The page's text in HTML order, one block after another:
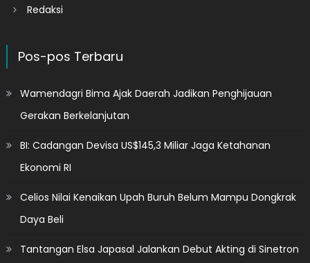
Redaksi
Pos-pos Terbaru
Wamendagri Bima Ajak Daerah Jadikan Penghijauan
Gerakan Berkelanjutan
BI: Cadangan Devisa US$145,3 Miliar Jaga Ketahanan
Ekonomi RI
Celios Nilai Kenaikan Upah Buruh Belum Mampu Dongkrak
Daya Beli
Tantangan Elsa Japasal Jalankan Debut Akting di Sinetron